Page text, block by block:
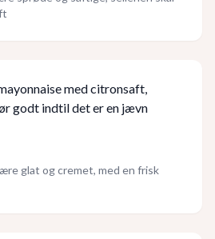
med citronsaft,
godt indtil det er en jævn
glat og cremet, med en frisk